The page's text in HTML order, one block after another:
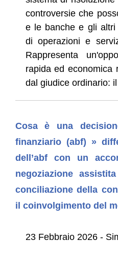
controversie che
e le banche e gli altri
di operazioni e
Rappresenta
rapida ed economica
dal giudice ordinario: il
Cosa è una
finanziario (abf) »
dell’abf con un
negoziazione
conciliazione della
il coinvolgimento del
23 Febbraio 2026 -